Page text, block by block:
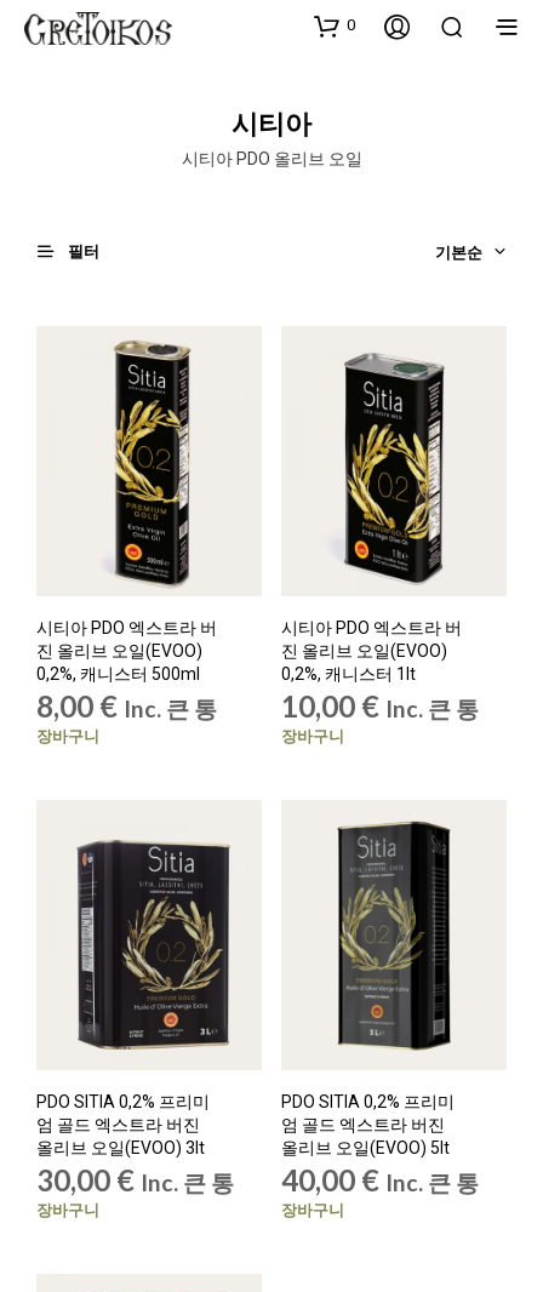
0
시티아
시티아 PDO 올리브 오일
필터 기본순
시티아 PDO 엑스트라 버
진 올리브 오일(EVOO)
0,2%, 캐니스터 500ml
8,00 € Inc. 큰 통
장바구니
시티아 PDO 엑스트라 버
진 올리브 오일(EVOO)
0,2%, 캐니스터 1lt
10,00 € Inc. 큰 통
장바구니
PDO SITIA 0,2% 프리미
엄 골드 엑스트라 버진
올리브 오일(EVOO) 3lt
30,00 € Inc. 큰 통
장바구니
PDO SITIA 0,2% 프리미
엄 골드 엑스트라 버진
올리브 오일(EVOO) 5lt
40,00 € Inc. 큰 통
장바구니